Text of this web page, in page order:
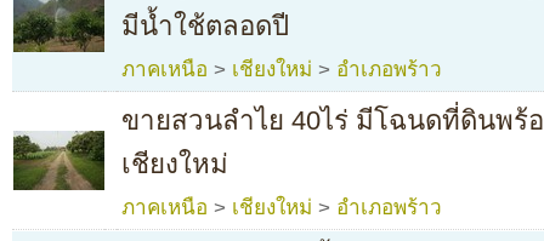
มีน้ำใช้ตลอดปี
ภาคเหนือ > เชียงใหม่ > อำเภอพร้าว
ขายสวนลำไย 40ไร่ มีโฉนดที่ดินพร้
เชียงใหม่
ภาคเหนือ > เชียงใหม่ > อำเภอพร้าว